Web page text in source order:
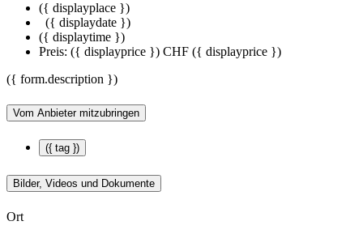
({ displayplace })
({ displaydate })
({ displaytime })
Preis: ({ displayprice }) CHF ({ displayprice })
({ form.description })
Vom Anbieter mitzubringen
({ tag })
Bilder, Videos und Dokumente
Ort